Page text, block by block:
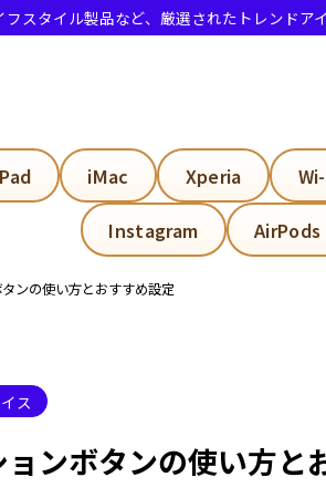
スタイル製品など、厳選されたトレンド
iMac Xperia
Instagram AirPods
ンの使い方とおすすめ設定
ス
ンボタンの使い方と
ションボタンとは？まず知っておきたい
クションボタンの特徴とは？
クションボタンはどこにありますか？
のボタンは何ですか？
ンボタンでできる主なこと
おすすめアクセサリー